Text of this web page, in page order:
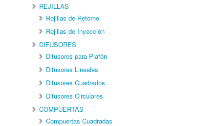
REJILLAS
Rejillas de Retorno
Rejillas de Inyección
DIFUSORES
Difusores para Plafón
Difusores Lineales
Difusores Cuadrados
Difusores Circulares
COMPUERTAS
Compuertas Cuadradas